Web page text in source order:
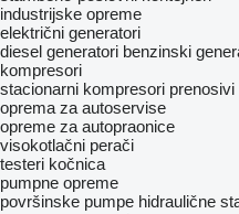
industrijske opreme
električni generatori
diesel generatori benzinski
kompresori
stacionarni kompresori
oprema za autoservise
opreme za autopraonice
visokotlačni perači
testeri kočnica
pumpne opreme
površinske pumpe hidraulične